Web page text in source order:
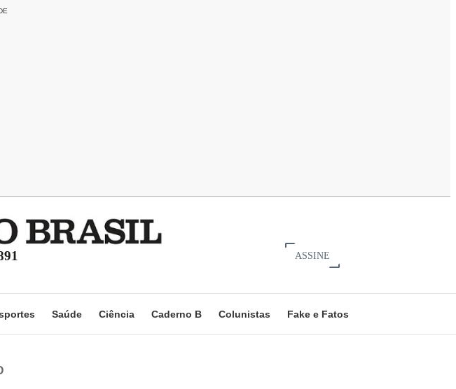
ASSINE
Saúde Ciência Caderno B Colunistas Fake e Fatos